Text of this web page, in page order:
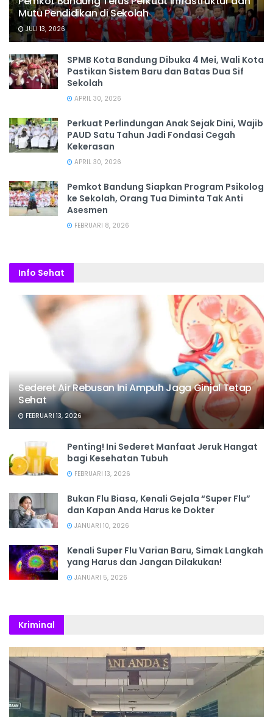
Mutu Pendidikan di Sekolah
JULI 13, 2026
SPMB Kota Bandung Dibuka 4 Mei, Wali Kota
Pastikan Sistem Baru dan Batas Dua Sif
Sekolah
APRIL 30, 2026
Perkuat Perlindungan Anak Sejak Dini, Wajib
PAUD Satu Tahun Jadi Fondasi Cegah
Kekerasan
APRIL 30, 2026
Pemkot Bandung Siapkan Program Psikolog
ke Sekolah, Orang Tua Diminta Tak Anti
Asesmen
FEBRUARI 8, 2026
Info Sehat
Sederet Air Rebusan Ini Ampuh Jaga Ginjal Tetap
Sehat
FEBRUARI 13, 2026
Penting! Ini Sederet Manfaat Jeruk Hangat
bagi Kesehatan Tubuh
FEBRUARI 13, 2026
Bukan Flu Biasa, Kenali Gejala “Super Flu”
dan Kapan Anda Harus ke Dokter
JANUARI 10, 2026
Kenali Super Flu Varian Baru, Simak Langkah
yang Harus dan Jangan Dilakukan!
JANUARI 5, 2026
Kriminal